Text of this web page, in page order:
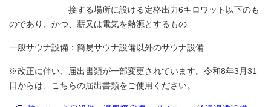
接する場所に設ける定格出力6キロワット以下のも
のであり、かつ、薪又は電気を熱源とするもの
一般サウナ設備：簡易サウナ設備以外のサウナ設備
※改正に伴い、届出書類が一部変更されています。令和8年3月31
日からは、こちらの届出書類をご使用ください。